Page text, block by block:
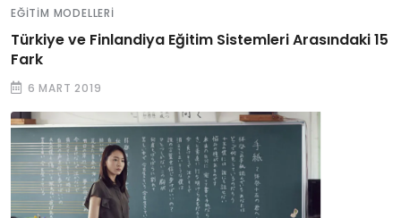
EĞITIM MODELLERI
Türkiye ve Finlandiya Eğitim Sistemleri Arasındaki 15
Fark
6 MART 2019